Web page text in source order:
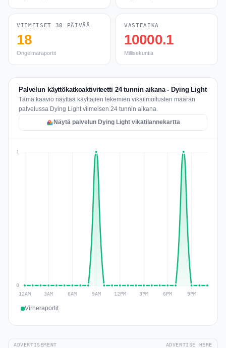
VIIMEISET 30 PÄIVÄÄ
18
Ongelmaraportit
VASTEAIKA
10000.1
Millisekuntia
Palvelun käyttökatkoaktiviteetti 24 tunnin aikana - Dying Light
Tämä kaavio näyttää käyttäjien tekemien vikailmoitusten määrän
palvelussa Dying Light viimeisen 24 tunnin aikana.
Näytä palvelun Dying Light vikatilannekartta
Virheraportit
ADVERTISEMENT ADVERTISE HERE